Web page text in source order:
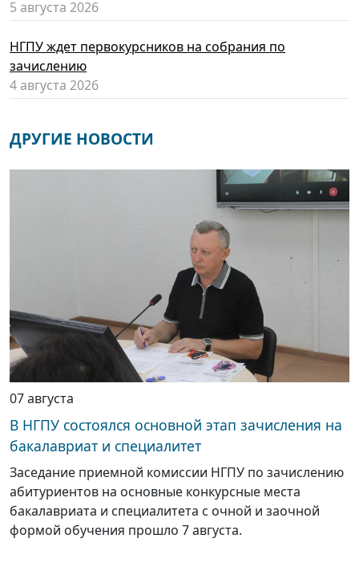
5 августа 2026
НГПУ ждет первокурсников на собрания по
зачислению
4 августа 2026
ДРУГИЕ НОВОСТИ
07 августа
В НГПУ состоялся основной этап зачисления на
бакалавриат и специалитет
Заседание приемной комиссии НГПУ по зачислению
абитуриентов на основные конкурсные места
бакалавриата и специалитета с очной и заочной
формой обучения прошло 7 августа.